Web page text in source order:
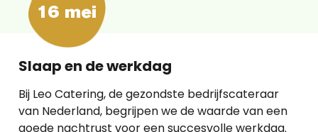
16 mei
Slaap en de werkdag
Bij Leo Catering, de gezondste bedrijfscateraar
van Nederland, begrijpen we de waarde van een
goede nachtrust voor een succesvolle werkdag.